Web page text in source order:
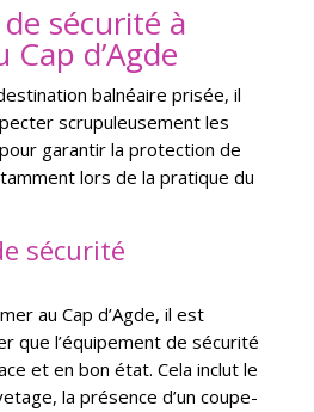
sécurité à
d’Agde
balnéaire prisée, il
scrupuleusement les
garantir la protection de
lors de la pratique du
sécurité
au Cap d’Agde, il est
que l’équipement de sécurité
et en bon état. Cela inclut le
la présence d’un coupe-